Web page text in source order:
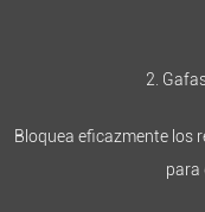
2.
Bloquea eficazmente los
para